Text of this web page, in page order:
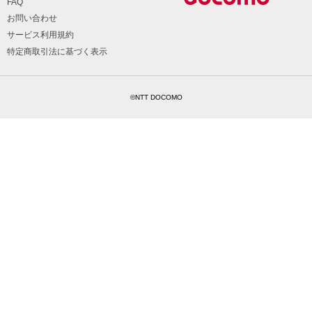
FAQ
お問い合わせ
サービス利用規約
特定商取引法に基づく表示
©NTT DOCOMO